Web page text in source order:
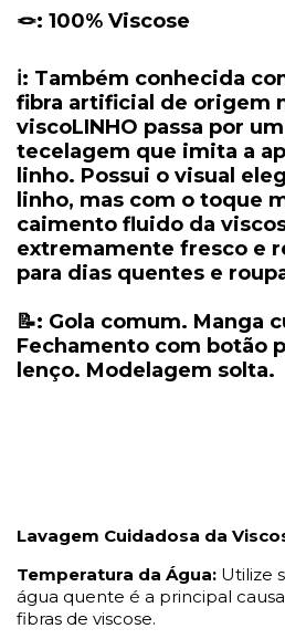
🪢: 100% Viscose
ℹ️: Também conhecida
fibra artificial de origem
viscoLINHO passa por
tecelagem que imita a
linho. Possui o visual
linho, mas com o toque
caimento fluido da
extremamente fresco e
para dias quentes e
📝: Gola comum. Manga
Fechamento com botão
lenço. Modelagem solta.
Lavagem Cuidadosa da
Temperatura da Água: Utilize
água quente é a principal
fibras de viscose.